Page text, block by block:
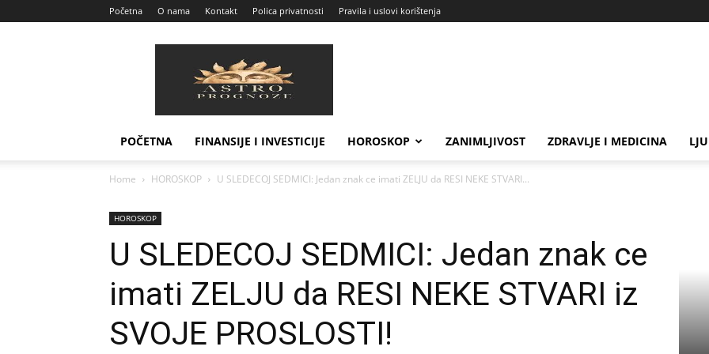
Početna O nama Kontakt Polica privatnosti Pravila i uslovi korištenja
Prognoze
POČETNA FINANSIJE I INVESTICIJE HOROSKOP ZANIMLJIVOST ZDRAVLJE I MEDICINA
Home HOROSKOP U SLEDECOJ SEDMICI: Jedan znak ce imati ZELJU da RESI NEKE STVARI...
HOROSKOP
U SLEDECOJ SEDMICI: Jedan znak ce
imati ZELJU da RESI NEKE STVARI iz
SVOJE PROSLOSTI!